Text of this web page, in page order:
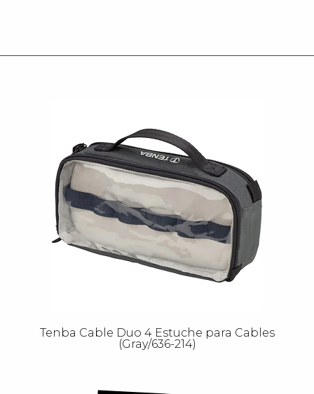
Tenba Cable Duo 4 Estuche para Cables
(Gray/636-214)